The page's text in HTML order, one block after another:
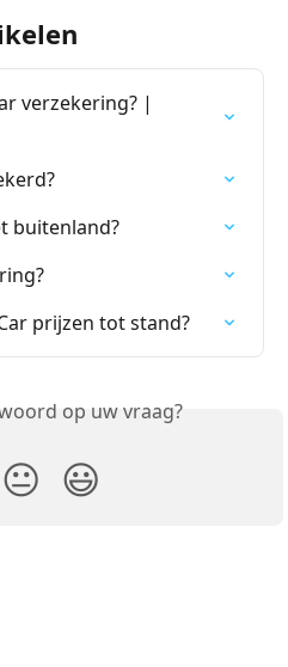
verzekering? |
buitenland?
prijzen tot stand?
op uw vraag?
😐 😃